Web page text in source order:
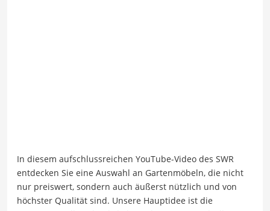
In diesem aufschlussreichen YouTube-Video des SWR
entdecken Sie eine Auswahl an Gartenmöbeln, die nicht
nur preiswert, sondern auch äußerst nützlich und von
höchster Qualität sind. Unsere Hauptidee ist die